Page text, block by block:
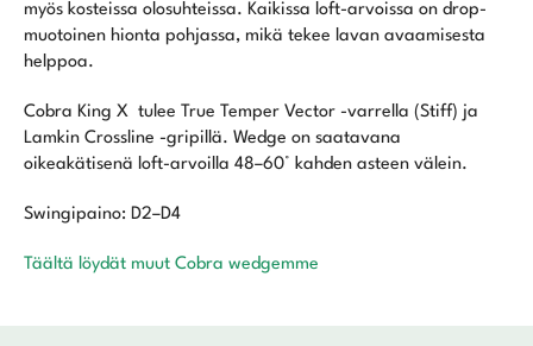
myös kosteissa olosuhteissa. Kaikissa loft-arvoissa on drop-
muotoinen hionta pohjassa, mikä tekee lavan avaamisesta
helppoa.
Cobra King X tulee True Temper Vector -varrella (Stiff) ja
Lamkin Crossline -gripillä. Wedge on saatavana
oikeakätisenä loft-arvoilla 48–60° kahden asteen välein.
Swingipaino: D2–D4
Täältä löydät muut Cobra wedgemme